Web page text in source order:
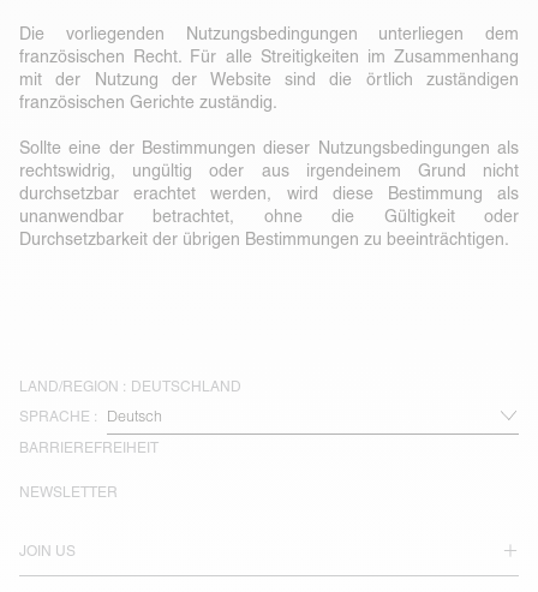
Die vorliegenden Nutzungsbedingungen unterliegen dem
französischen Recht. Für alle Streitigkeiten im Zusammenhang
mit der Nutzung der Website sind die örtlich zuständigen
französischen Gerichte zuständig.
Sollte eine der Bestimmungen dieser Nutzungsbedingungen als
rechtswidrig, ungültig oder aus irgendeinem Grund nicht
durchsetzbar erachtet werden, wird diese Bestimmung als
unanwendbar betrachtet, ohne die Gültigkeit oder
Durchsetzbarkeit der übrigen Bestimmungen zu beeinträchtigen.
LAND/REGION : DEUTSCHLAND
SPRACHE :
BARRIEREFREIHEIT
JOIN US
NEWSLETTER